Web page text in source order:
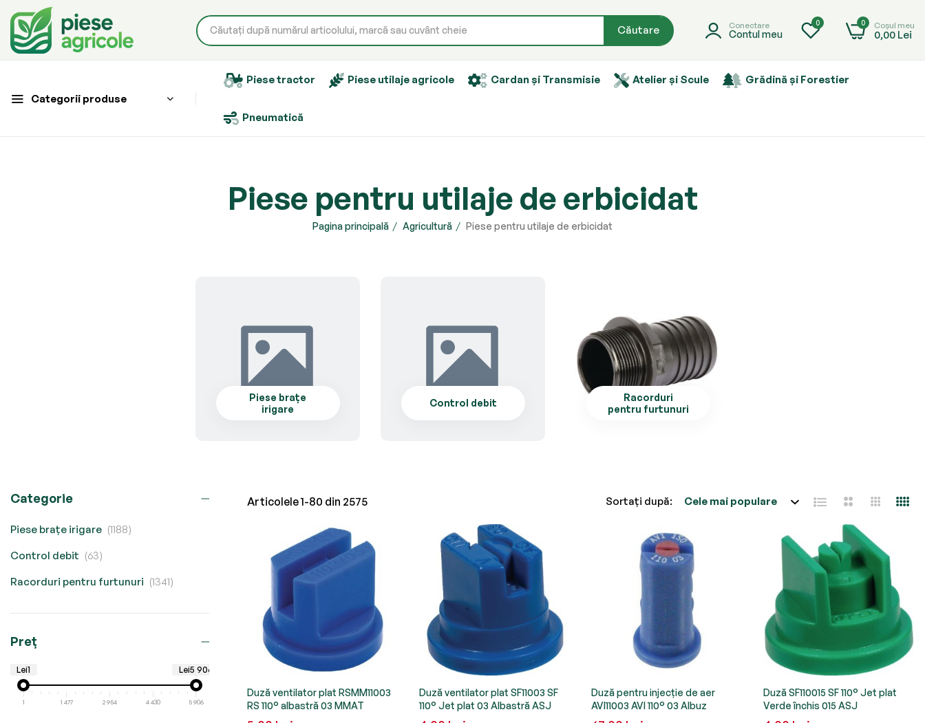
Căutare Conectare
Contul meu
0 0 Coșul meu
0,00 Lei
Categorii produse
Piese tractor Piese utilaje agricole Cardan și Transmisie Atelier și Scule Grădină și Forestier
Pneumatică
Piese pentru utilaje de erbicidat
Pagina principală Agricultură Piese pentru utilaje de erbicidat
Piese brațe
irigare
Control debit
Racorduri
pentru furtunuri
Articolele1-80 din 2575 Sortați după
Duză ventilator plat RSMM11003
RS 110° albastră 03 MMAT
Duză ventilator plat SF11003 SF
110° Jet plat 03 Albastră ASJ
Duză pentru injecție de aer
AVI11003 AVI 110° 03 Albuz
Duză SF110015 SF 110° Jet plat
Verde închis 015 ASJ
Categorie
Piese brațe irigare 1188produse
Control debit 63produse
Racorduri pentru furtunuri 1341produse
Preț
Lei1 Lei5 906
1 1 477 2 954 4 430 5 906